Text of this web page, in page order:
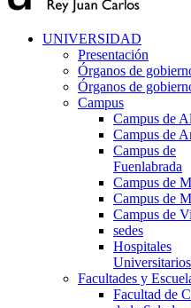
UNIVERSIDAD
Presentación
Órganos de
Órganos de
Campus
Campus de
Campus de
Campus de
Fuenlabrada
Campus de
Campus de
Campus de
sedes
Hospitales
Universitarios
Facultades y
Facultad de